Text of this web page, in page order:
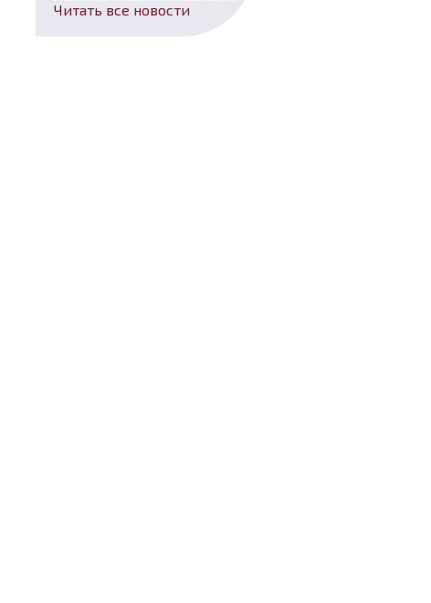
Читать все новости